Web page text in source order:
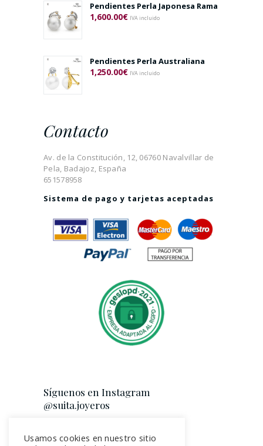
Pendientes Perla Japonesa Rama
1,600.00€ IVA incluido
Pendientes Perla Australiana
1,250.00€ IVA incluido
Contacto
Av. de la Constitución, 12, 06760 Navalvillar de
Pela, Badajoz, España
651578958
Sistema de pago y tarjetas aceptadas
Síguenos en Instagram
@suita.joyeros
Usamos cookies en nuestro sitio